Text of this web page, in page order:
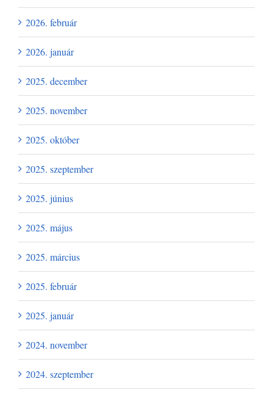
2026. február
2026. január
2025. december
2025. november
2025. október
2025. szeptember
2025. június
2025. május
2025. március
2025. február
2025. január
2024. november
2024. szeptember